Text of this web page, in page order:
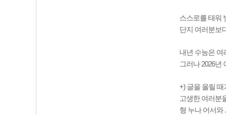
스스로를 태워
단지 여러분보
내년 수능은 여
그러나 2026년
+) 글을 올릴
고생한 여러분
형 누나 어서와